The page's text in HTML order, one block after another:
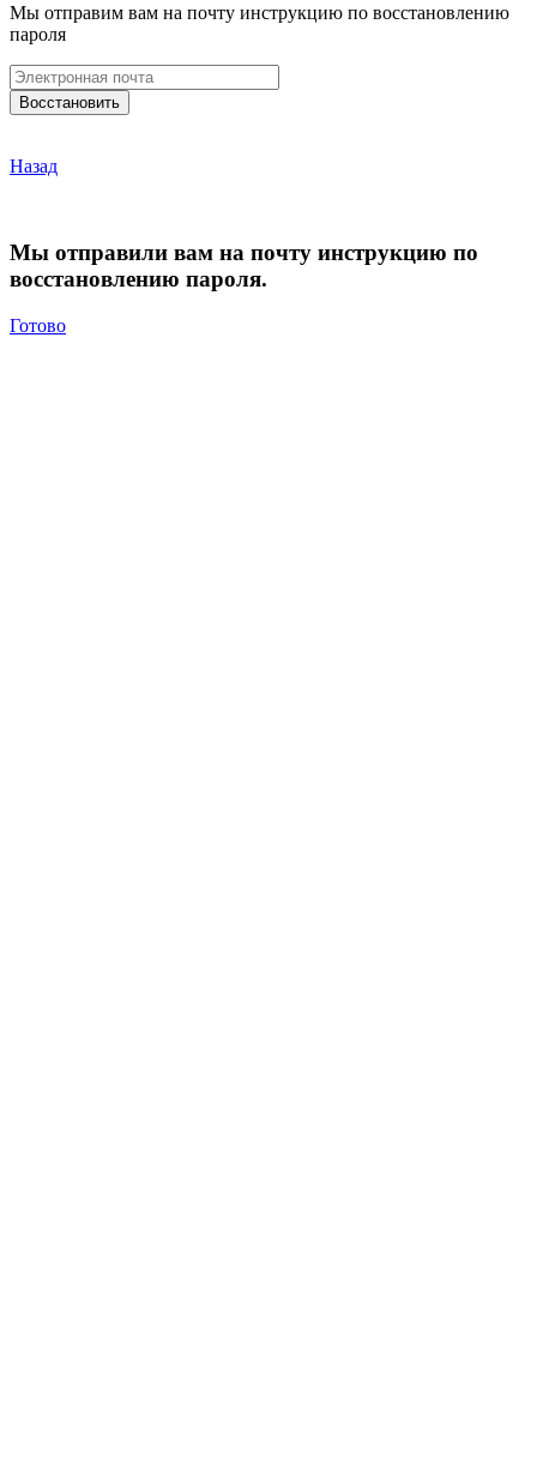
Мы отправим вам на почту инструкцию по восстановлению
пароля
Назад
Мы отправили вам на почту инструкцию по
восстановлению пароля.
Готово